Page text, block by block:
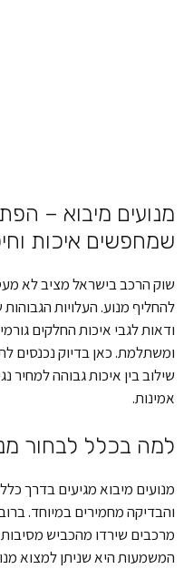
מנועים מיבוא –
שמחפשים איכות
שוק הרכב בישראל מציב לא
להחליף מנוע. העלויות
ודאות לגבי איכות החלקים
ומשתלמת. כאן בדיוק נכנסים
שילוב בין איכות גבוהה למחיר
אמינות.
למה בכלל לבחור
מנועים מיבוא מגיעים בדרך
והבדיקה מחמירים במיוחד.
מרכבים שירדו מהכביש
המשמעות היא שניתן למצוא